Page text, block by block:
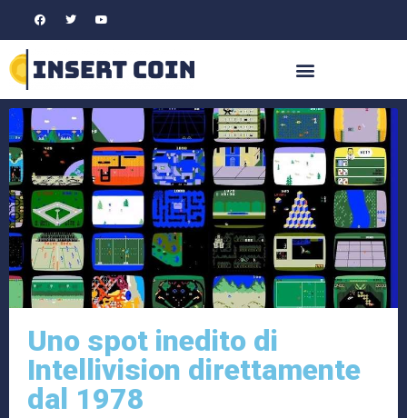
Uno spot inedito di
Intellivision direttamente
dal 1978